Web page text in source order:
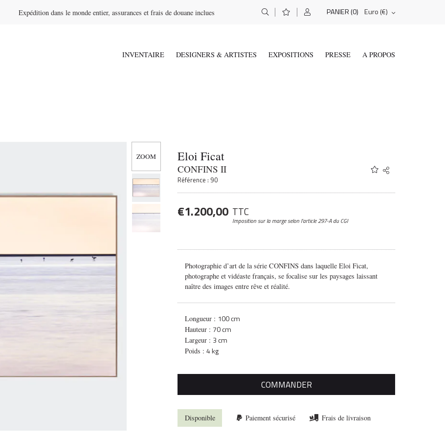
Expédition dans le monde entier, assurances et frais de douane inclues PANIER(0) Euro (€)
INVENTAIRE DESIGNERS & ARTISTES EXPOSITIONS PRESSE A PROPOS
Eloi Ficat
CONFINS II
Référence : 90
Share
Twitter
€1.200,00 TTC
Imposition sur la marge selon l’article 297-A du CGI
Photographie d’art de la série CONFINS dans laquelle Eloi Ficat,
photographe et vidéaste français, se focalise sur les paysages laissant
naître des images entre rêve et réalité.
Longueur : 100 cm
Hauteur : 70 cm
Largeur : 3 cm
Poids : 4 kg
COMMANDER
Disponible Paiement sécurisé Frais de livraison